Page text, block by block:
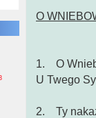
O
1. O
U Twego
2. Ty